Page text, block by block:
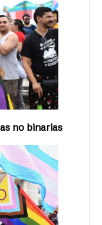
no binarias